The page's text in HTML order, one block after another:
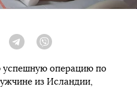
Twitter Telegram
успешную операцию по
из Исландии,